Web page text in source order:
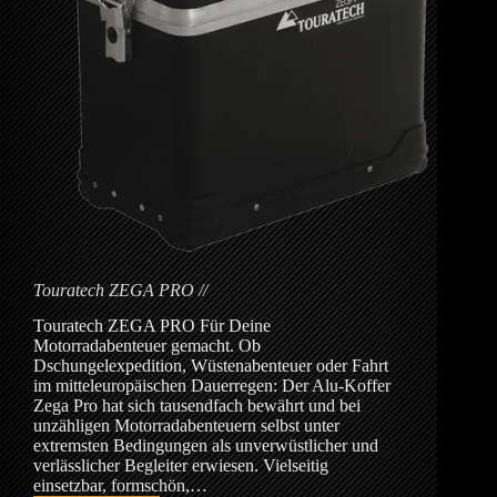
Touratech ZEGA PRO
Touratech ZEGA PRO Für Deine
Motorradabenteuer gemacht. Ob
Dschungelexpedition, Wüstenabenteuer oder Fahrt
im mitteleuropäischen Dauerregen: Der Alu-Koffer
Zega Pro hat sich tausendfach bewährt und bei
unzähligen Motorradabenteuern selbst unter
extremsten Bedingungen als unverwüstlicher und
verlässlicher Begleiter erwiesen. Vielseitig
einsetzbar, formschön,…